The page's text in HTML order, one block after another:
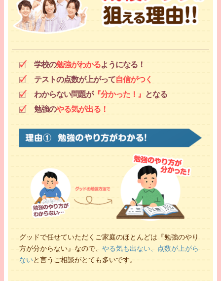
一生けん命頑張ります。仲良くたのしく頑張りましょう！
国公立大学
あんな先生
部
夢
保健師・看護師
学校の勉強がわかるようになる！
テストの点数が上がって自信がつく
わからない問題が『分かった！』 となる
勉強のやる気が出る！
グッドで任せていただくご家庭のほとんどは『勉強のやり
方が分からない』なので、 やる気も出ない、点数が上がら
ないと言うご相談がとても多いです。